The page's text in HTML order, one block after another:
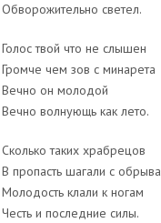
Обворожительно светел.
Голос твой что не слышен
Громче чем зов с минарета
Вечно он молодой
Вечно волнующь как лето.
Сколько таких храбрецов
В пропасть шагали с обрыва
Молодость клали к ногам
Честь и последние силы.